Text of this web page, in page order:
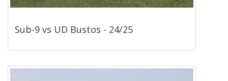
Sub-9 vs UD Bustos - 24/25